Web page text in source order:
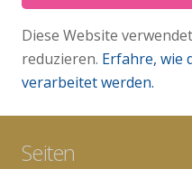
Diese Website
reduzieren. Erfahre, wie
verarbeitet werden.
Seiten